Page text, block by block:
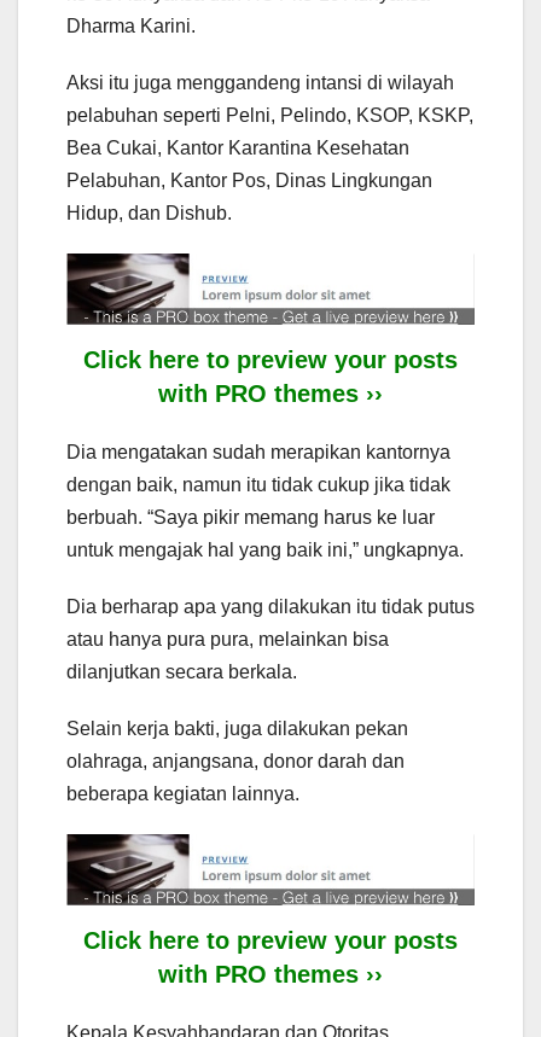
Dharma Karini.
Aksi itu juga menggandeng intansi di wilayah
pelabuhan seperti Pelni, Pelindo, KSOP, KSKP,
Bea Cukai, Kantor Karantina Kesehatan
Pelabuhan, Kantor Pos, Dinas Lingkungan
Hidup, dan Dishub.
Click here to preview your posts
with PRO themes ››
Dia mengatakan sudah merapikan kantornya
dengan baik, namun itu tidak cukup jika tidak
berbuah. “Saya pikir memang harus ke luar
untuk mengajak hal yang baik ini,” ungkapnya.
Dia berharap apa yang dilakukan itu tidak putus
atau hanya pura pura, melainkan bisa
dilanjutkan secara berkala.
Selain kerja bakti, juga dilakukan pekan
olahraga, anjangsana, donor darah dan
beberapa kegiatan lainnya.
Click here to preview your posts
with PRO themes ››
Kepala Kesyahbandaran dan Otoritas